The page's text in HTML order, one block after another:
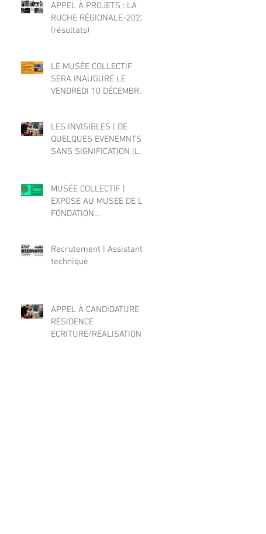
APPEL À PROJETS : LA
RUCHE RÉGIONALE-2022
(résultats)
LE MUSÉE COLLECTIF
SERA INAUGURÉ LE
VENDREDI 10 DÉCEMBRE
LES INVISIBLES | DE
QUELQUES EVENEMNTS
SANS SIGNIFICATION |LA
MUSÉE COLLECTIF |
EXPOSE AU MUSEE DE LA
FONDATION
Recrutement | Assistant
technique
APPEL À CANDIDATURE
RÉSIDENCE
ECRITURE/REALISATION |